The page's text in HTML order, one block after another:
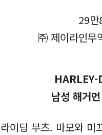
29만
㈜ 제이라인
HARLEY-
남성 해거
이딩 부츠. 마모와